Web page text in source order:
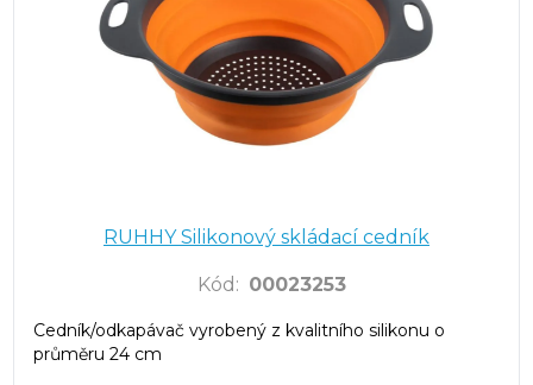
RUHHY Silikonový skládací cedník
Kód : 00023253
Cedník/odkapávač vyrobený z kvalitního silikonu o
průměru 24 cm